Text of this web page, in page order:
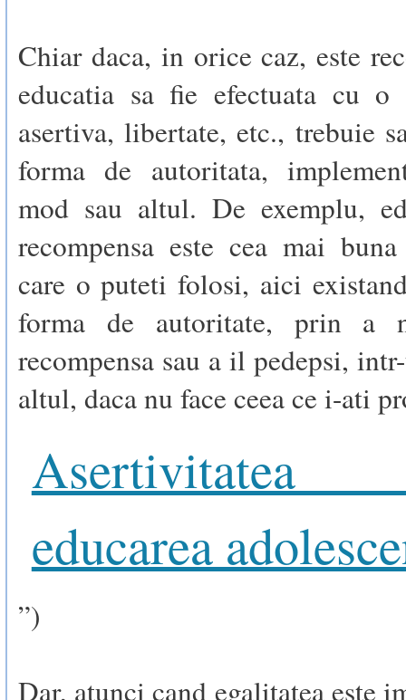
Chiar daca, in orice caz, este
educatia sa fie efectuata cu o
asertiva, libertate, etc., trebuie
forma de autoritata,
mod sau altul. De exemplu,
recompensa este cea mai
care o puteti folosi, aici
forma de autoritate, prin
recompensa sau a il pedepsi,
altul, daca nu face ceea ce i-ati
educarea
”)
Dar, atunci cand egalitatea este